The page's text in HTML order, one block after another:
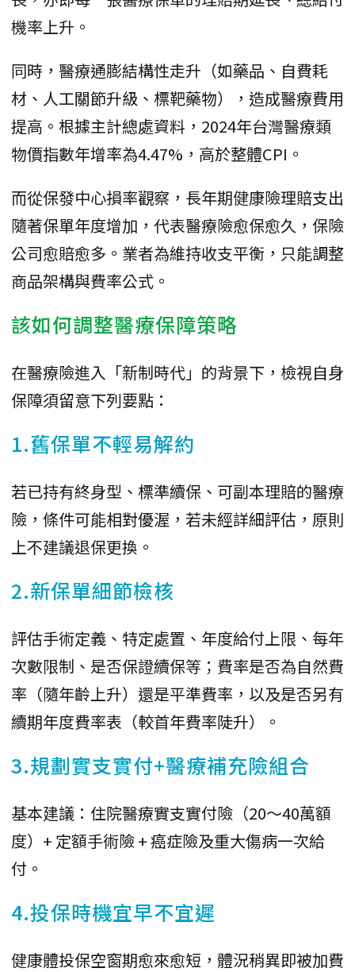
機率上升。
同時，醫療通膨結構性走升（如藥品、自費耗
材、人工關節升級、標靶藥物），造成醫療費用
提高。根據主計總處資料，2024年台灣醫療類
物價指數年增率為4.47%，高於整體CPI。
而從保發中心損率觀察，長年期健康險理賠支出
隨著保單年度增加，代表醫療險愈保愈久，保險
公司愈賠愈多。業者為維持收支平衡，只能調整
商品架構與費率公式。
該如何調整醫療保障策略
在醫療險進入「新制時代」的背景下，檢視自身
保障須留意下列要點：
1.舊保單不輕易解約
若已持有終身型、標準續保、可副本理賠的醫療
險，條件可能相對優渥，若未經詳細評估，原則
上不建議退保更換。
2.新保單細節檢核
評估手術定義、特定處置、年度給付上限、每年
次數限制、是否保證續保等；費率是否為自然費
率（隨年齡上升）還是平準費率，以及是否另有
續期年度費率表（較首年費率陡升）。
3.規劃實支實付+醫療補充險組合
基本建議：住院醫療實支實付險（20～40萬額
度）+ 定額手術險 + 癌症險及重大傷病一次給
付。
4.投保時機宜早不宜遲
健康體投保空窗期愈來愈短，體況稍異即被加費